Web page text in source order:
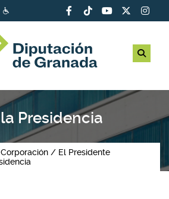
Presidencia
Corporación
El Presidente